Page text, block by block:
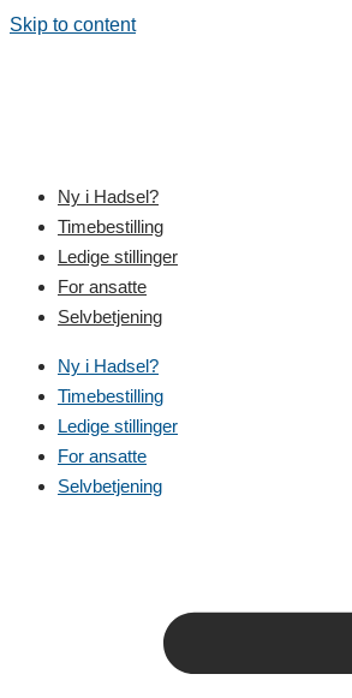
Skip to content
Ny i Hadsel?
Timebestilling
Ledige stillinger
For ansatte
Selvbetjening
Ny i Hadsel?
Timebestilling
Ledige stillinger
For ansatte
Selvbetjening